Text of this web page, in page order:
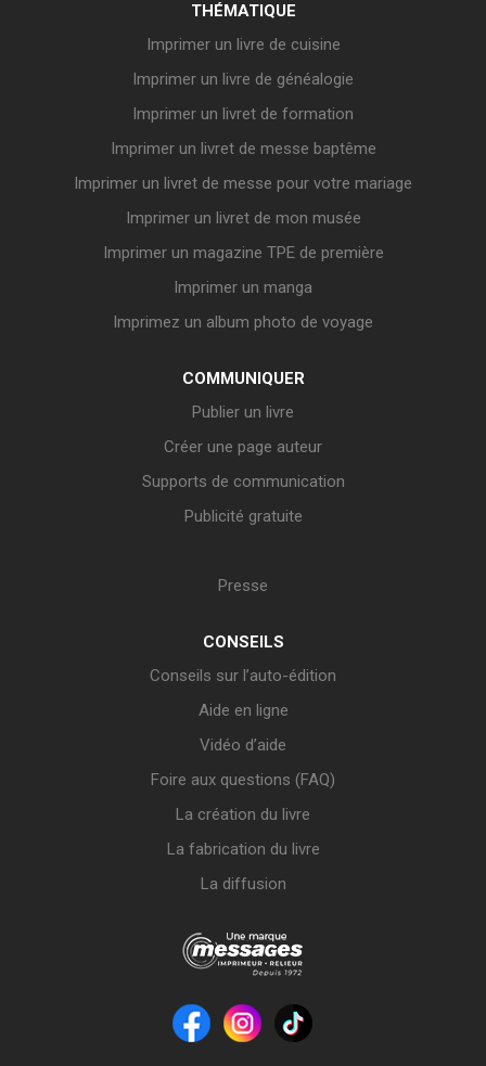
THÉMATIQUE
Imprimer un livre de cuisine
Imprimer un livre de généalogie
Imprimer un livret de formation
Imprimer un livret de messe baptême
Imprimer un livret de messe pour votre mariage
Imprimer un livret de mon musée
Imprimer un magazine TPE de première
Imprimer un manga
Imprimez un album photo de voyage
COMMUNIQUER
Publier un livre
Créer une page auteur
Supports de communication
Publicité gratuite
Presse
CONSEILS
Conseils sur l’auto-édition
Aide en ligne
Vidéo d’aide
Foire aux questions (FAQ)
La création du livre
La fabrication du livre
La diffusion